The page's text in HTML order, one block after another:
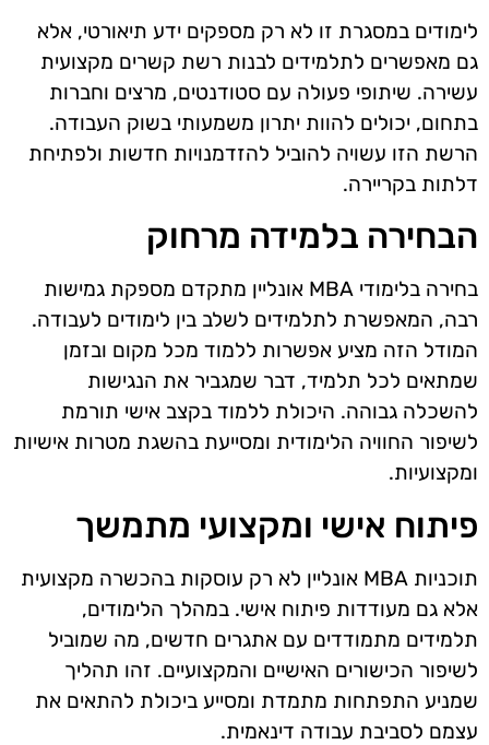
לימודים במסגרת זו לא רק מספקים ידע תיאורטי, אלא
גם מאפשרים לתלמידים לבנות רשת קשרים מקצועית
עשירה. שיתופי פעולה עם סטודנטים, מרצים וחברות
בתחום, יכולים להוות יתרון משמעותי בשוק העבודה.
הרשת הזו עשויה להוביל להזדמנויות חדשות ולפתיחת
דלתות בקריירה.
הבחירה בלמידה מרחוק
בחירה בלימודי MBA אונליין מתקדם מספקת גמישות
רבה, המאפשרת לתלמידים לשלב בין לימודים לעבודה.
המודל הזה מציע אפשרות ללמוד מכל מקום ובזמן
שמתאים לכל תלמיד, דבר שמגביר את הנגישות
להשכלה גבוהה. היכולת ללמוד בקצב אישי תורמת
לשיפור החוויה הלימודית ומסייעת בהשגת מטרות אישיות
ומקצועיות.
פיתוח אישי ומקצועי מתמשך
תוכניות MBA אונליין לא רק עוסקות בהכשרה מקצועית
אלא גם מעודדות פיתוח אישי. במהלך הלימודים,
תלמידים מתמודדים עם אתגרים חדשים, מה שמוביל
לשיפור הכישורים האישיים והמקצועיים. זהו תהליך
שמניע התפתחות מתמדת ומסייע ביכולת להתאים את
עצמם לסביבת עבודה דינאמית.